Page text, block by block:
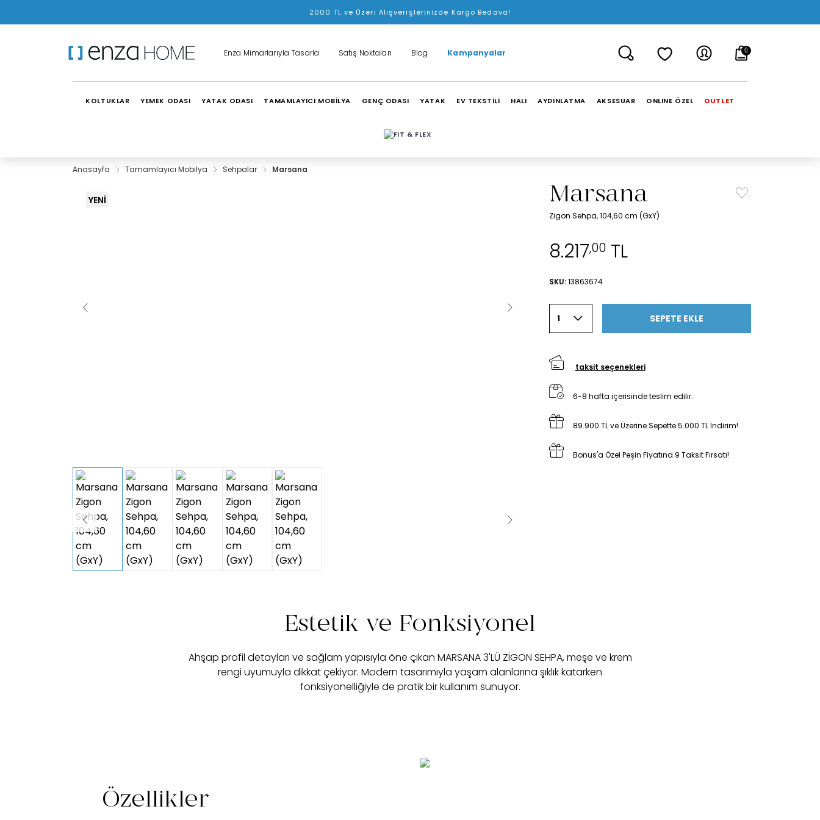
2000 TL ve Üzeri Alışverişlerinizde Kargo Bedava!
Enza Mimarlarıyla Tasarla Satış Noktaları Blog Kampanyalar 0
KOLTUKLAR YEMEK ODASI YATAK ODASI TAMAMLAYICI MOBİLYA GENÇ ODASI YATAK EV TEKSTİLİ HALI AYDINLATMA AKSESUAR ONLINE ÖZEL OUTLET
Anasayfa Tamamlayıcı Mobilya Sehpalar Marsana
YENİ Marsana
Zigon Sehpa, 104,60 cm (GxY)
8.217,00TL
SKU: 13863674
1 SEPETE EKLE
taksit seçenekleri
6-8 hafta içerisinde teslim edilir.
89.900 TL ve Üzerine Sepette 5.000 TL İndirim!
Bonus'a Özel Peşin Fiyatına 9 Taksit Fırsatı!
Estetik ve Fonksiyonel
Ahşap profil detayları ve sağlam yapısıyla öne çıkan MARSANA 3'LÜ ZİGON SEHPA, meşe ve krem
rengi uyumuyla dikkat çekiyor. Modern tasarımıyla yaşam alanlarına şıklık katarken
fonksiyonelliğiyle de pratik bir kullanım sunuyor.
Özellikler